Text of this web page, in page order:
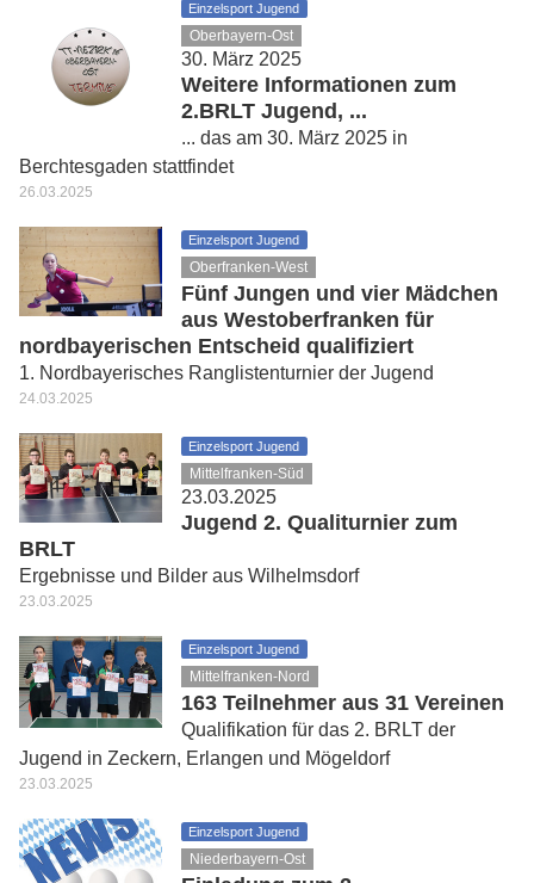
Einzelsport Jugend
Oberbayern-Ost
30. März 2025
Weitere Informationen zum
2.BRLT Jugend, ...
... das am 30. März 2025 in
Berchtesgaden stattfindet
26.03.2025
Einzelsport Jugend
Oberfranken-West
Fünf Jungen und vier Mädchen
aus Westoberfranken für
nordbayerischen Entscheid qualifiziert
1. Nordbayerisches Ranglistenturnier der Jugend
24.03.2025
Einzelsport Jugend
Mittelfranken-Süd
23.03.2025
Jugend 2. Qualiturnier zum
BRLT
Ergebnisse und Bilder aus Wilhelmsdorf
23.03.2025
Einzelsport Jugend
Mittelfranken-Nord
163 Teilnehmer aus 31 Vereinen
Qualifikation für das 2. BRLT der
Jugend in Zeckern, Erlangen und Mögeldorf
23.03.2025
Einzelsport Jugend
Niederbayern-Ost